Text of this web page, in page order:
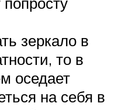
зеркало в
то в
оседает
на себя в